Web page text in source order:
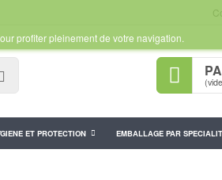
ET PROTECTION EMBALLAGE PAR
profiter pleinement de votre navigation.